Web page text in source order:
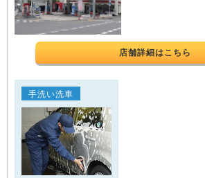
店舗詳細はこちら
手洗い洗車